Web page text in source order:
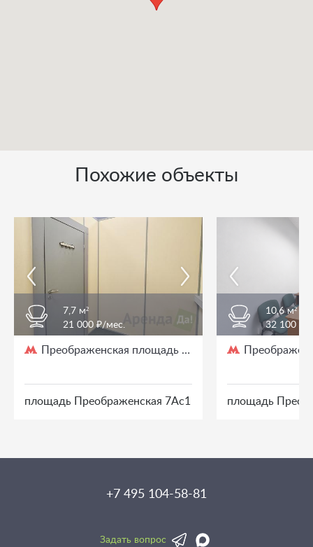
Похожие объекты
7,7 м²
21 000 ₽/мес.
Преображенская площадь / 3 мин. пешком
площадь Преображенская 7Ас1
10,6 м²
32 100 ₽/
площадь
+7 495 104-58-81
Задать вопрос